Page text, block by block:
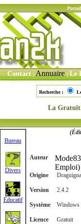
Contact |Annuaire| Le
Recherche :
La
Bureau
Divers
Éducatif
Auteur
Emploi)
Origine
Version 2.4.2
Système Windows
Licence Gratuit